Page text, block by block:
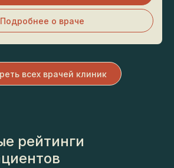
Подробнее о враче
всех врачей клиник
рейтинги